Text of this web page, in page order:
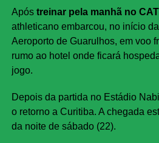
Após treinar pela manhã no
athleticano embarcou, no início
Aeroporto de Guarulhos, em voo
rumo ao hotel onde ficará
jogo.
Depois da partida no Estádio
o retorno a Curitiba. A chegada
da noite de sábado (22).